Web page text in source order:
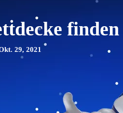
finden
29, 2021